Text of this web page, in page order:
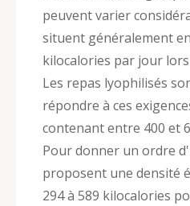
peuvent varier
situent généralement
kilocalories par jour
Les repas lyophilisés
répondre à ces
contenant entre 400 et
Pour donner un ordre
proposent une densité
294 à 589 kilocalories